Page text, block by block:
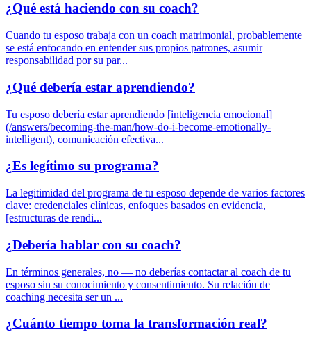
¿Qué está haciendo con su coach?
Cuando tu esposo trabaja con un coach matrimonial, probablemente
se está enfocando en entender sus propios patrones, asumir
responsabilidad por su par...
¿Qué debería estar aprendiendo?
Tu esposo debería estar aprendiendo [inteligencia emocional]
(/answers/becoming-the-man/how-do-i-become-emotionally-
intelligent), comunicación efectiva...
¿Es legítimo su programa?
La legitimidad del programa de tu esposo depende de varios factores
clave: credenciales clínicas, enfoques basados en evidencia,
[estructuras de rendi...
¿Debería hablar con su coach?
En términos generales, no — no deberías contactar al coach de tu
esposo sin su conocimiento y consentimiento. Su relación de
coaching necesita ser un ...
¿Cuánto tiempo toma la transformación real?